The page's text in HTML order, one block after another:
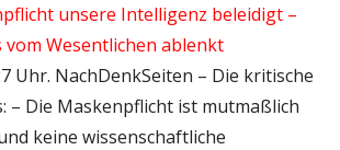
unsere Intelligenz beleidigt –
vom Wesentlichen ablenkt
Uhr. NachDenkSeiten – Die kritische
– Die Maskenpflicht ist mutmaßlich
keine wissenschaftliche